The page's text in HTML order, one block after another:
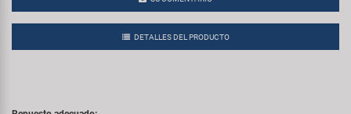
DETALLES DEL PRODUCTO